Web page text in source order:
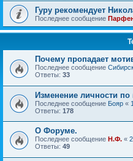
Гуру рекомендует
Последнее сообщение
Почему пропадает
Последнее сообщение
Ответы: 33
Изменение личности
Последнее сообщение Бояр «
Ответы: 178
О Форуме.
Последнее сообщение Н.Ф. «
Ответы: 49